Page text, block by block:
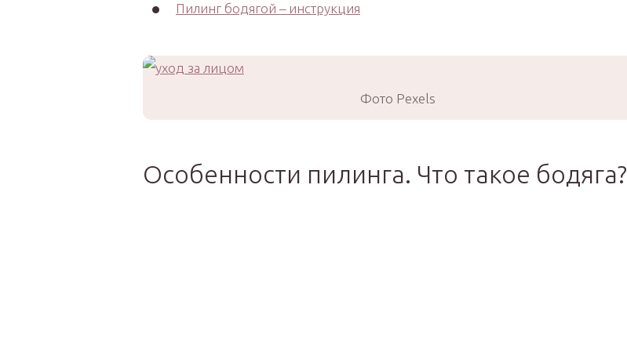
Пилинг бодягой – инструкция
Фото Pexels
Особенности пилинга. Что такое бодяга?